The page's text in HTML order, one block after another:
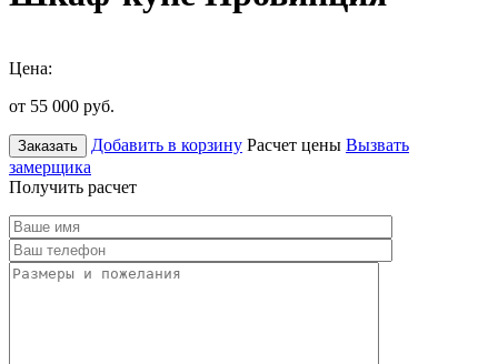
Цена:
от 55 000 руб.
Заказать Добавить в корзину Расчет цены Вызвать
замерщика
Получить расчет